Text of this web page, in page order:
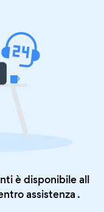
è disponibile all
assistenza .